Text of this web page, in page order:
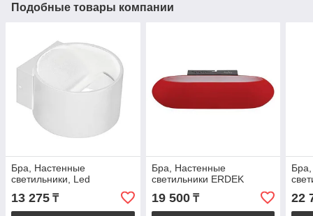
Подобные товары компании
Бра, Настенные
светильники, Led
13 275 ₸
Бра, Настенные
светильники ERDEK
19 500₸ 22